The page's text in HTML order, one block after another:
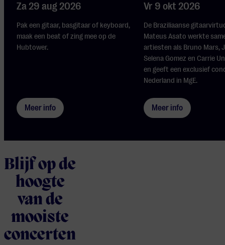
Za 29 aug 2026
Pak een gitaar, basgitaar of keyboard,
maak een beat of zing mee op de
Hubtower.
Meer info
Vr 9 okt 2026
De Braziliaanse
Mateus Asato werkte
artiesten als Bruno Mars,
Selena Gomez en Carrie
en geeft een exclusief
Nederland in MgE.
Meer info
Blijf op de
hoogte
van de
mooiste
concerten